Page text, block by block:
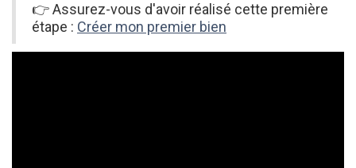
👉 Assurez-vous d'avoir réalisé cette première
étape : Créer mon premier bien